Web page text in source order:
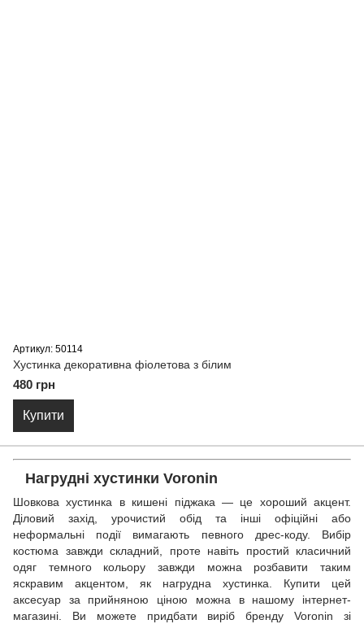
Артикул: 50114
Хустинка декоративна фіолетова з білим
480 грн
Купити
Нагрудні хустинки Voronin
Шовкова хустинка в кишені піджака — це хороший акцент.
Діловий захід, урочистий обід та інші офіційні або
неформальні події вимагають певного дрес-коду. Вибір
костюма завжди складний, проте навіть простий класичний
одяг темного кольору завжди можна розбавити таким
яскравим акцентом, як нагрудна хустинка. Купити цей
аксесуар за прийняною ціною можна в нашому інтернет-
магазині. Ви можете придбати виріб бренду Voronin зі